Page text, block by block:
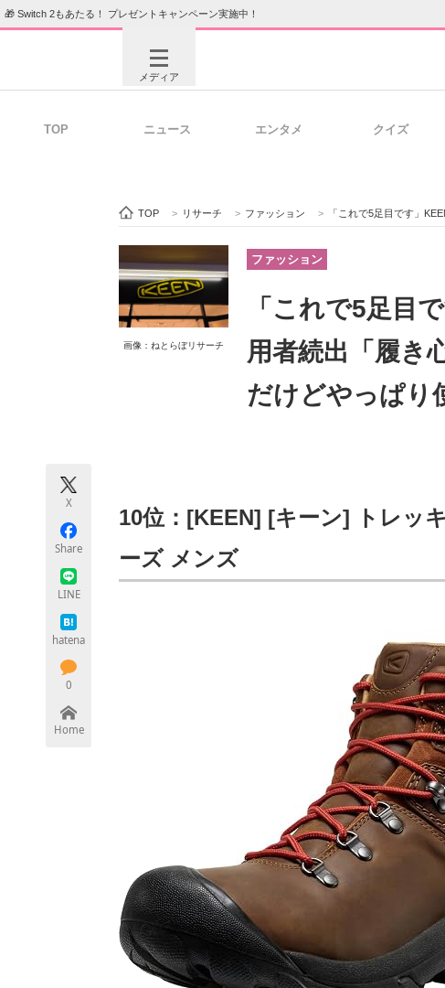
🎁 Switch 2もあたる！ プレゼントキャンペーン実施中！
メディア
ビジネスと働き方のヒント
ITエンジニア向け専門サイト 企業向けIT製品の総
ちょっと気になるネットの話題
TOP ニュース エンタメ クイズ
TOP > リサーチ > ファッション > 「これで5足目です」KEENの
画像：ねとらぼリサーチ
ファッション
「これで5足目
用者続出「履き
だけどやっぱり
X
Share
LINE
hatena
0
Home
10位：[KEEN] [キーン] トレッ
ーズ メンズ